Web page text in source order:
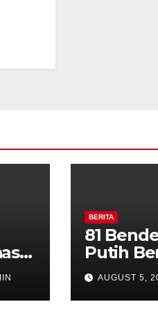
BERITA
81
Putih
MIN 3
Desa
AUGUST 5,